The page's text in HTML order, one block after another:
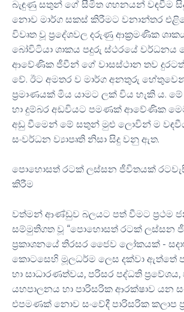
බැඳුණු සතුන් ගේ සීමිත ගහනයන් වඳවීම
නොව මාර්ග සකස් කිරීමට වනාන්තර
විවෘත වූ ප්‍රදේශවල දරුණු ආක්‍රමණික
බෝවිටියා ශාකය පදුරු ස්ථරයේ වර්ධනය
ආවේණික ජීවීන් ගේ වාසස්ථාන තව
වේ. ඊට අමතර ව මාර්ග අනතුරු
ප්‍රමාණයක් මිය යාමට ලක් විය හැකි ය. මේ
හා දුම්බර අඩවියට පමණක් ආවේණික
අඩු වීමෙන් මේ සතුන් මුළු ලොවින් ම
සංවර්ධන ව්‍යාපෘති නිසා සිදු වනු ඇත.
පොහොසත් රටක් ලස්සන ජීවිතයක්
කිරීම
වත්මන් ආණ්ඩුව බලයට පත් වීමට ප්‍රථම
සම්මුතිගත වූ “පොහොසත් රටක් ලස්සන
ප්‍රකාශනයේ තිරසර ජෛව ලෝකයක් -
කොටසෙහි මූලධර්ම ලෙස දක්වා ඇත්තේ
හා සාධාරණත්වය, පරිසර පද්ධති ප්‍රවේශය,
යහපාලනය හා පාරිසරික ආරක්ෂාව යන
එපමණක් නොව සංවේදී පාරිසරික කලාප